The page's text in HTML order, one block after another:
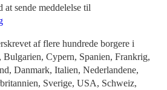
sende meddelelse til
af flere hundrede borgere i
Cypern, Spanien, Frankrig,
Danmark, Italien, Nederlandene,
Sverige, USA, Schweiz,